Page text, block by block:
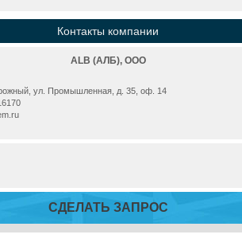
Контакты компании
ALB (АЛБ), ООО
ул. Промышленная, д. 35, оф. 14
СДЕЛАТЬ ЗАПРОС